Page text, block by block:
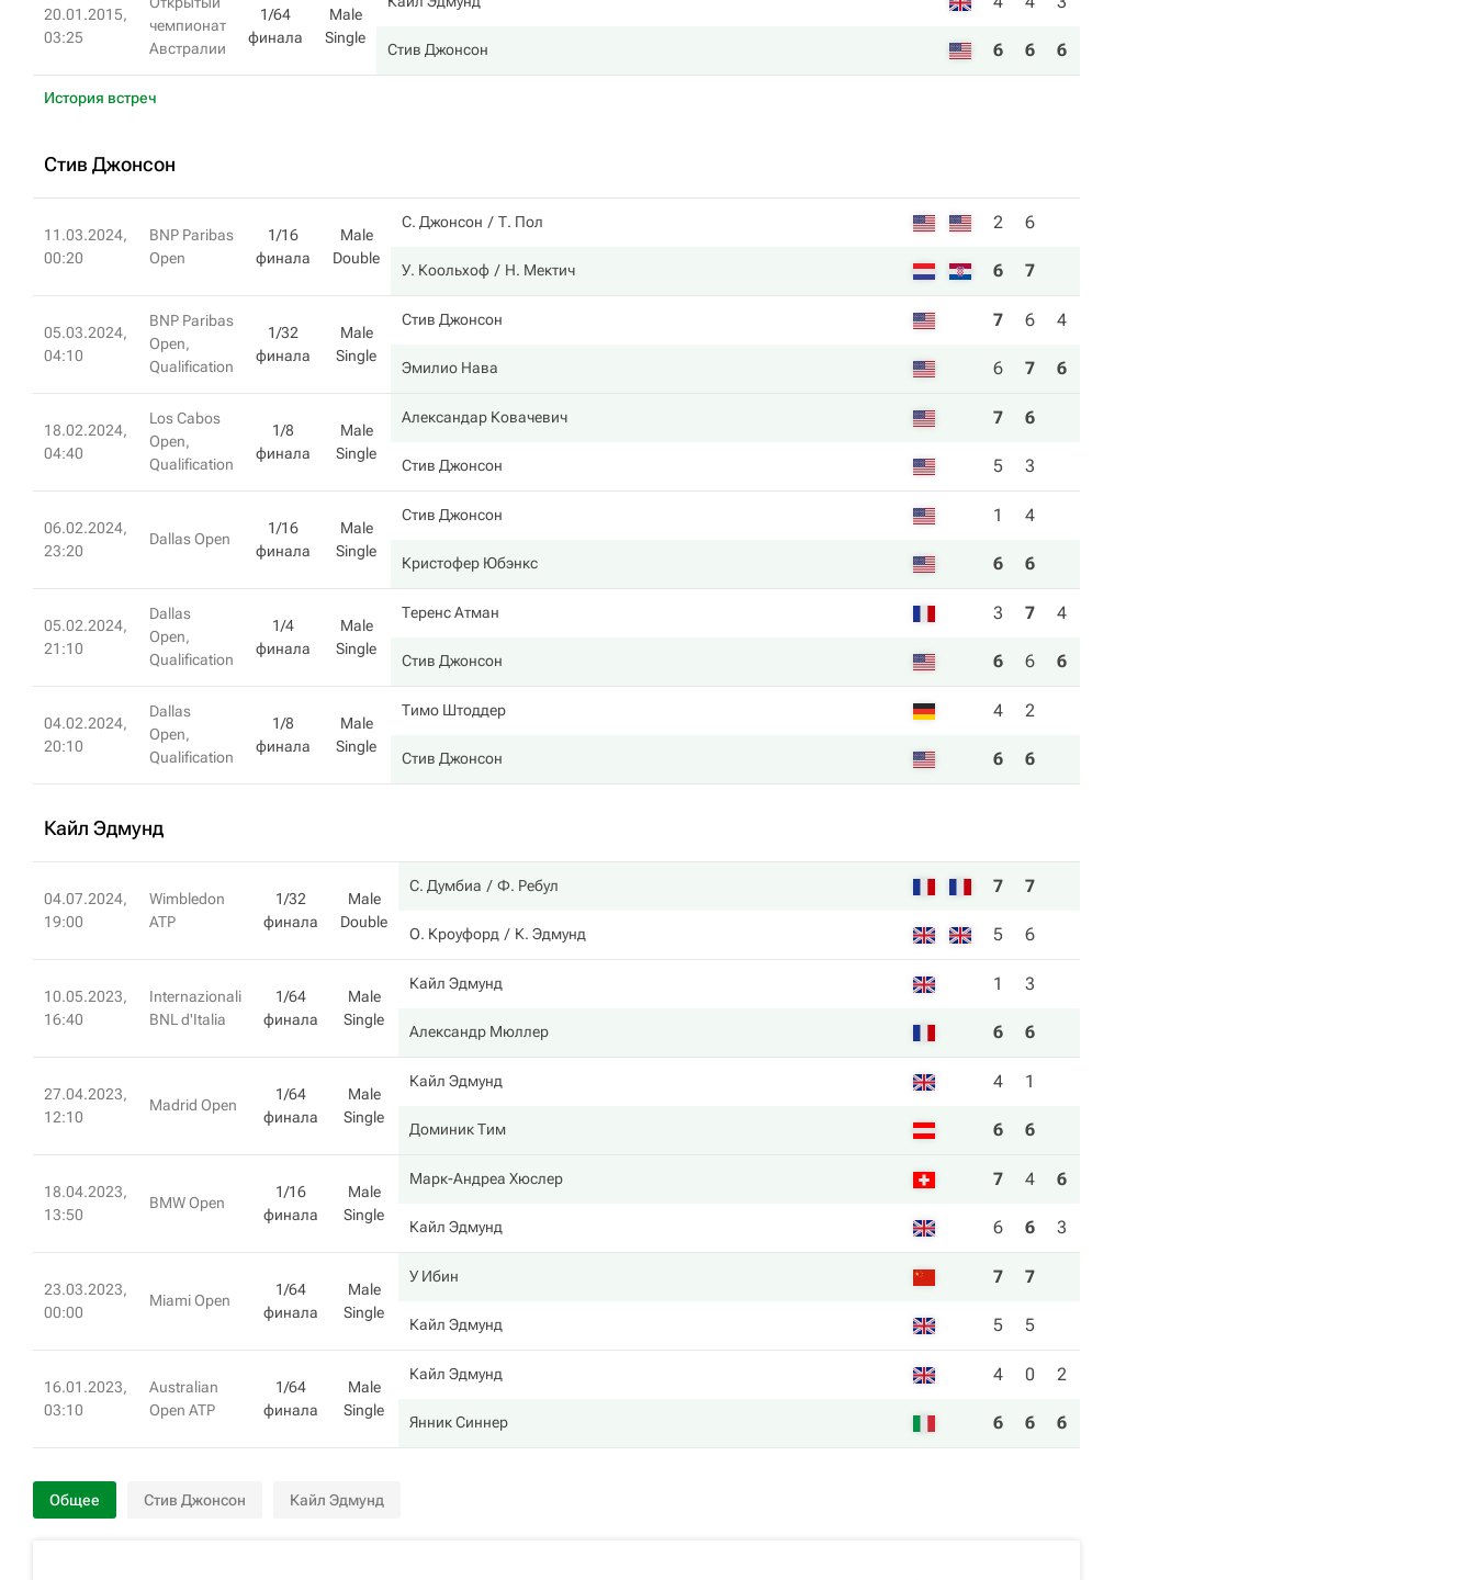
20.01.2015,
03:25
чемпионат
Австралии
1/64
финала
Male
Single
Стив Джонсон 6 6 6
История встреч
Стив Джонсон
11.03.2024,
00:20
BNP Paribas
Open
1/16
финала
Male
Double
С. Джонсон Т. Пол 2 6
У. Коольхоф Н. Мектич 6 7
05.03.2024,
04:10
BNP Paribas
Open,
Qualification
1/32
финала
Male
Single
Стив Джонсон 7 6 4
Эмилио Нава 6 7 6
18.02.2024,
04:40
Los Cabos
Open,
Qualification
1/8
финала
Male
Single
Александар Ковачевич 7 6
Стив Джонсон 5 3
06.02.2024,
23:20
Dallas Open
1/16
финала
Male
Single
Стив Джонсон 1 4
Кристофер Юбэнкс 6 6
05.02.2024,
21:10
Dallas
Open,
Qualification
1/4
финала
Male
Single
Теренс Атман 3 7 4
Стив Джонсон 6 6 6
04.02.2024,
20:10
Dallas
Open,
Qualification
1/8
финала
Male
Single
Тимо Штоддер 4 2
Стив Джонсон 6 6
Кайл Эдмунд
04.07.2024,
19:00
Wimbledon
ATP
1/32
финала
Male
Double
С. Думбиа Ф. Ребул 7 7
О. Кроуфорд К. Эдмунд 5 6
10.05.2023,
16:40
Internazionali
BNL d'Italia
1/64
финала
Male
Single
Кайл Эдмунд 1 3
Александр Мюллер 6 6
27.04.2023,
12:10
Madrid Open
1/64
финала
Male
Single
Кайл Эдмунд 4 1
Доминик Тим 6 6
18.04.2023,
13:50
BMW Open
1/16
финала
Male
Single
Марк-Андреа Хюслер 7 4 6
Кайл Эдмунд 6 6 3
23.03.2023,
00:00
Miami Open
1/64
финала
Male
Single
У Ибин 7 7
Кайл Эдмунд 5 5
16.01.2023,
03:10
Australian
Open ATP
1/64
финала
Male
Single
Кайл Эдмунд 4 0 2
Янник Синнер 6 6 6
Общее Стив Джонсон Кайл Эдмунд